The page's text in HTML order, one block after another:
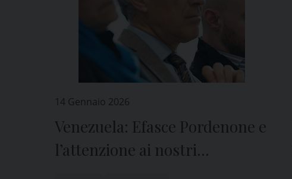
14 Gennaio 2026
Venezuela: Efasce Pordenone e
l’attenzione ai nostri